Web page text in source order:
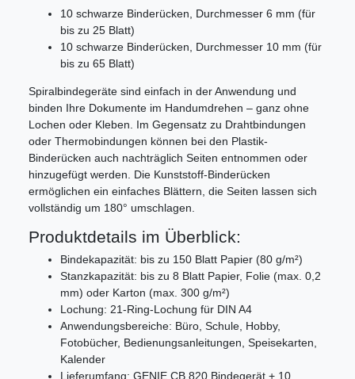
10 schwarze Binderücken, Durchmesser 6 mm (für
bis zu 25 Blatt)
10 schwarze Binderücken, Durchmesser 10 mm (für
bis zu 65 Blatt)
Spiralbindegeräte sind einfach in der Anwendung und
binden Ihre Dokumente im Handumdrehen – ganz ohne
Lochen oder Kleben. Im Gegensatz zu Drahtbindungen
oder Thermobindungen können bei den Plastik-
Binderücken auch nachträglich Seiten entnommen oder
hinzugefügt werden. Die Kunststoff-Binderücken
ermöglichen ein einfaches Blättern, die Seiten lassen sich
vollständig um 180° umschlagen.
Produktdetails im Überblick:
Bindekapazität: bis zu 150 Blatt Papier (80 g/m²)
Stanzkapazität: bis zu 8 Blatt Papier, Folie (max. 0,2
mm) oder Karton (max. 300 g/m²)
Lochung: 21-Ring-Lochung für DIN A4
Anwendungsbereiche: Büro, Schule, Hobby,
Fotobücher, Bedienungsanleitungen, Speisekarten,
Kalender
Lieferumfang: GENIE CB 820 Bindegerät + 10